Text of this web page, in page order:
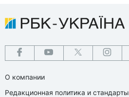
О компании
Редакционная политика и стандарты